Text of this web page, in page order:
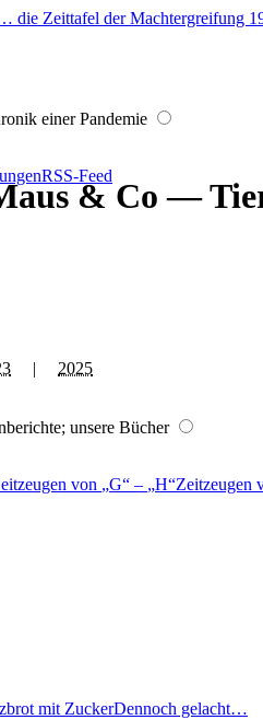
die Zeittafel der Machtergreifung
einer Pandemie
RSS-Feed
| 2025
unsere Bücher
von G – H Zeitzeugen
mit ZuckerDennoch gelacht…
& Co —